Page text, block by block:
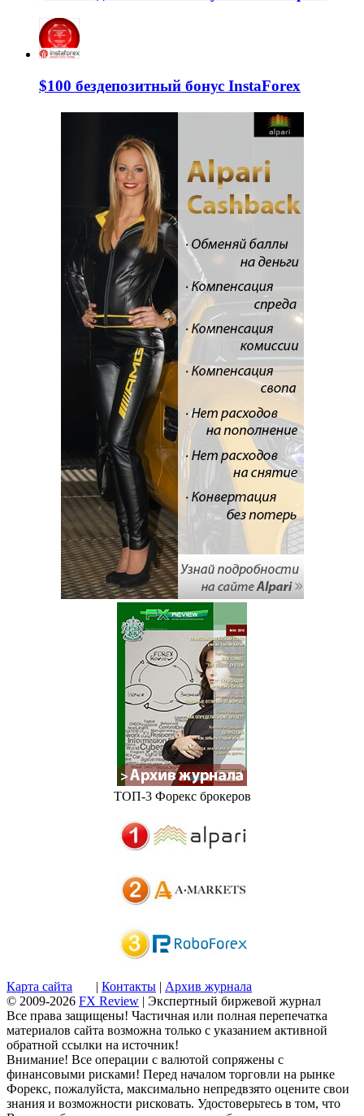
$100 бездепозитный бонус InstaForex
ТОП-3 Форекс брокеров
Карта сайта | Контакты | Архив журнала
© 2009-2026 FX Review | Экспертный биржевой журнал
Все права защищены! Частичная или полная перепечатка
материалов сайта возможна только с указанием активной
обратной ссылки на источник!
Внимание! Все операции с валютой сопряжены с
финансовыми рисками! Перед началом торговли на рынке
Форекс, пожалуйста, максимально непредвзято оцените свои
знания и возможности рисковать. Удостоверьтесь в том, что